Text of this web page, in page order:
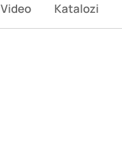
Video Katalozi